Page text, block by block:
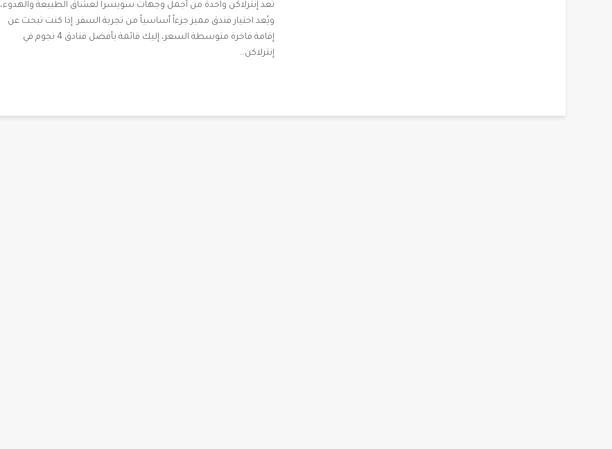
تعد إنترلاكن واحدة من أجمل وجهات سويسرا لعشاق الطبيعة والهدوء،
ويُعد اختيار فندق مميز جزءاً أساسياً من تجربة السفر. إذا كنت تبحث عن
إقامة فاخرة متوسطة السعر، إليك قائمة بأفضل فنادق 4 نجوم في
إنترلاكن…